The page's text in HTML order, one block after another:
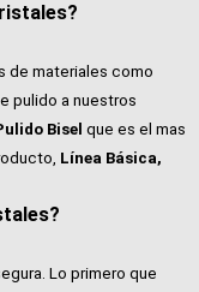
de materiales como
pulido a nuestros
Bisel que es el mas
Línea Básica,
Lo primero que